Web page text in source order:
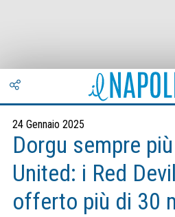
24 Gennaio 2025
Dorgu sempre
United: i Red
offerto più di 30